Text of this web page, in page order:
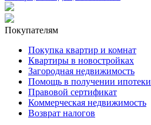
Покупателям
Покупка квартир и комнат
Квартиры в новостройках
Загородная недвижимость
Помощь в получении ипотеки
Правовой сертификат
Коммерческая недвижимость
Возврат налогов